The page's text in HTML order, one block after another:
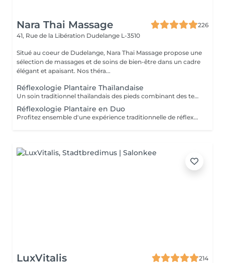
Nara Thai Massage
226
41, Rue de la Libération Dudelange L-3510
Situé au coeur de Dudelange, Nara Thai Massage propose une
sélection de massages et de soins de bien-être dans un cadre
élégant et apaisant. Nos théra...
Réflexologie Plantaire Thaïlandaise
Un soin traditionnel thaïlandais des pieds combinant des techniques de massage et de pression appliquées aux pieds et au bas des jambes. Ce traitement relaxant aide à soulager les pieds fatigués, à stimuler la circulation, à réduire le stress et à retrouver une agréable sensation d'équilibre et de confort.
Réflexologie Plantaire en Duo
Profitez ensemble d'une expérience traditionnelle de réflexologie plantaire thaïlandaise. Grâce à des techniques de pression ciblées appliquées aux pieds et au bas des jambes, ce soin relaxant aide à soulager les pieds fatigués, stimuler la circulation et favoriser une agréable sensation d'équilibre et de bien-être.
LuxVitalis
214